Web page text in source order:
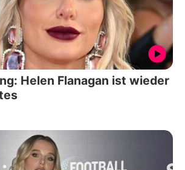
Helen Flanagan ist wieder